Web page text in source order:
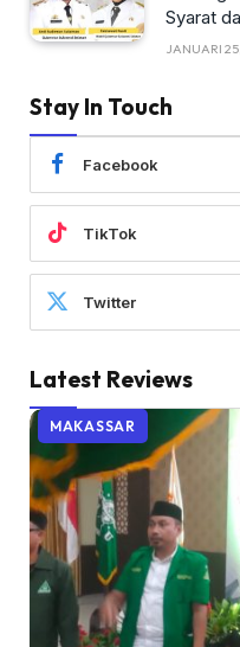
Syarat
JANUARI
Stay In Touch
Facebook
TikTok
Twitter
Latest Reviews
MAKASSAR